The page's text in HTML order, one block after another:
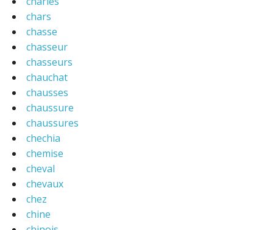
chars
chasse
chasseur
chasseurs
chauchat
chausses
chaussure
chaussures
chechia
chemise
cheval
chevaux
chez
chine